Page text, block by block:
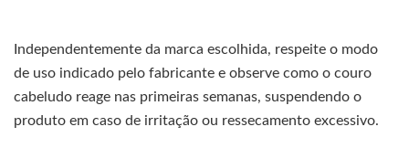
Independentemente da marca escolhida, respeite o modo
de uso indicado pelo fabricante e observe como o couro
cabeludo reage nas primeiras semanas, suspendendo o
produto em caso de irritação ou ressecamento excessivo.